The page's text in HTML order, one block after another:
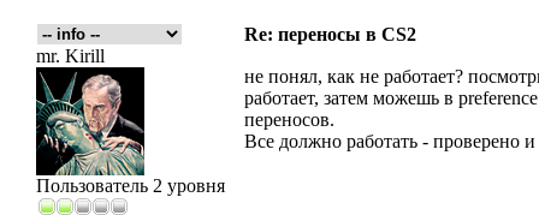
Re: переносы в CS2
mr. Kirill
Пользователь 2 уровня
не понял, как не работает?
работает, затем можешь в
переносов.
Все должно работать - проверено